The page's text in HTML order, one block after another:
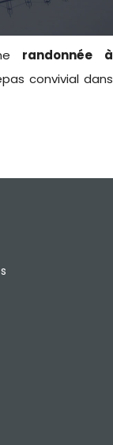
randonnée à
convivial dans